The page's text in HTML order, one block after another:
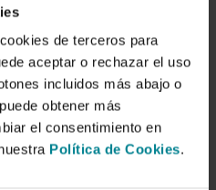
de terceros para
aceptar o rechazar el uso
incluidos más abajo o
obtener más
el consentimiento en
Política de Cookies.